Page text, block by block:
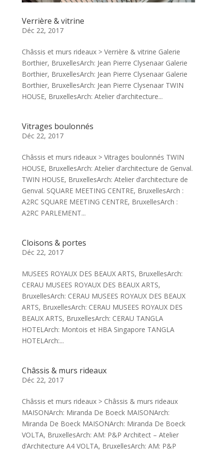
Verrière & vitrine
Déc 22, 2017
Châssis et murs rideaux > Verrière & vitrine Galerie
Borthier, BruxellesArch: Jean Pierre Clysenaar Galerie
Borthier, BruxellesArch: Jean Pierre Clysenaar Galerie
Borthier, BruxellesArch: Jean Pierre Clysenaar TWIN
HOUSE, BruxellesArch: Atelier d’architecture...
Vitrages boulonnés
Déc 22, 2017
Châssis et murs rideaux > Vitrages boulonnés TWIN
HOUSE, BruxellesArch: Atelier d’architecture de Genval.
TWIN HOUSE, BruxellesArch: Atelier d’architecture de
Genval. SQUARE MEETING CENTRE, BruxellesArch :
A2RC SQUARE MEETING CENTRE, BruxellesArch :
A2RC PARLEMENT...
Cloisons & portes
Déc 22, 2017
MUSEES ROYAUX DES BEAUX ARTS, BruxellesArch:
CERAU MUSEES ROYAUX DES BEAUX ARTS,
BruxellesArch: CERAU MUSEES ROYAUX DES BEAUX
ARTS, BruxellesArch: CERAU MUSEES ROYAUX DES
BEAUX ARTS, BruxellesArch: CERAU TANGLA
HOTELArch: Montois et HBA Singapore TANGLA
HOTELArch:...
Châssis & murs rideaux
Déc 22, 2017
Châssis et murs rideaux > Châssis & murs rideaux
MAISONArch: Miranda De Boeck MAISONArch:
Miranda De Boeck MAISONArch: Miranda De Boeck
VOLTA, BruxellesArch: AM: P&P Architect – Atelier
d’Architecture A4 VOLTA, BruxellesArch: AM: P&P